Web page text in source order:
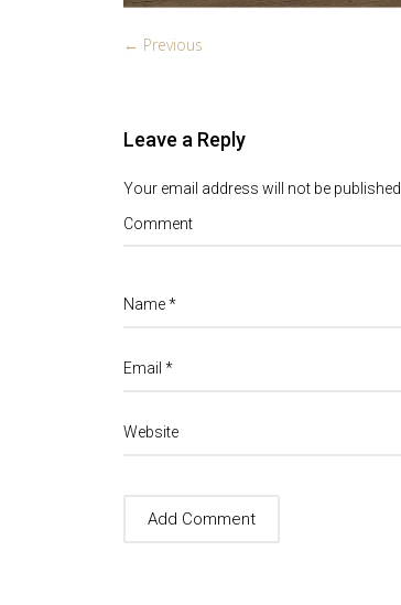
← Previous
Leave a Reply
Your email address will not be published.
Comment
Name*
Email *
Website